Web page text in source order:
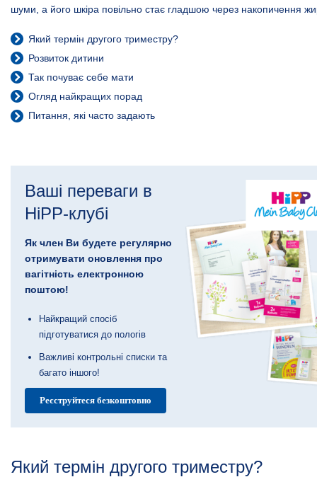
шуми, а його шкіра повільно стає гладшою через накопичення
Який термін другого триместру?
Розвиток дитини
Так почуває себе мати
Огляд найкращих порад
Питання, які часто задають
Ваші переваги в
HiPP-клубі
Як член Ви будете регулярно
отримувати оновлення про
вагітність електронною
поштою!
Найкращий спосіб
підготуватися до пологів
Важливі контрольні списки та
багато іншого!
Реєструйтеся безкоштовно
Який термін другого триместру?